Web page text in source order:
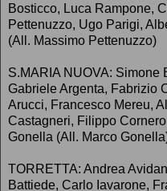
Bosticco, Luca Rampone,
Pettenuzzo, Ugo Parigi,
(All. Massimo Pettenuzzo)
S.MARIA NUOVA: Simone
Gabriele Argenta, Fabrizio
Arucci, Francesco Mereu,
Castagneri, Filippo
Gonella (All. Marco
TORRETTA: Andrea
Battiede, Carlo Iavarone,